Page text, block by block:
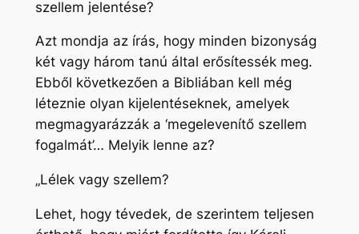
szellem jelentése?
Azt mondja az írás, hogy minden bizonyság
két vagy három tanú által erősítessék meg.
Ebből következően a Bibliában kell még
léteznie olyan kijelentéseknek, amelyek
megmagyarázzák a ‘megelevenítő szellem
fogalmát’… Melyik lenne az?
„Lélek vagy szellem?
Lehet, hogy tévedek, de szerintem teljesen